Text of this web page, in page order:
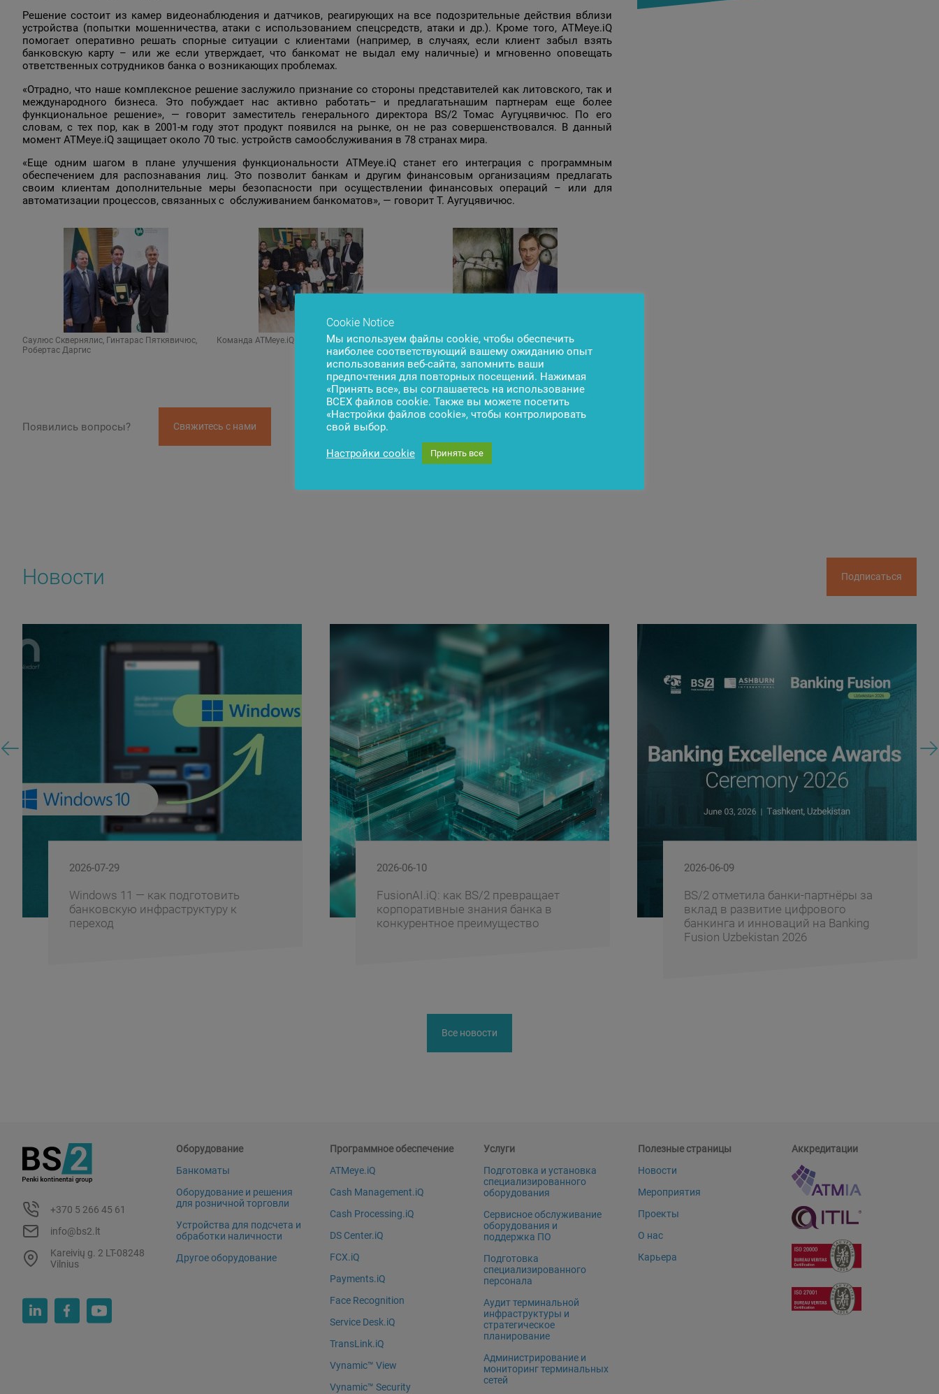
Решение состоит из камер видеонаблюдения и датчиков, реагирующих на все подозрительные действия вблизи
устройства (попытки мошенничества, атаки с использованием спецсредств, атаки и др.). Кроме того, АТМеуе.iQ
помогает оперативно решать спорные ситуации с клиентами (например, в случаях, если клиент забыл взять
банковскую карту – или же если утверждает, что банкомат не выдал ему наличные) и мгновенно оповещать
ответственных сотрудников банка о возникающих проблемах.
«Отрадно, что наше комплексное решение заслужило признание со стороны представителей как литовского, так и
международного бизнеса. Это побуждает нас активно работать– и предлагатьнашим партнерам еще более
функциональное решение», — говорит заместитель генерального директора BS/2 Томас Аугуцявичюс. По его
словам, с тех пор, как в 2001-м году этот продукт появился на рынке, он не раз совершенствовался. В данный
момент ATMeye.iQ защищает около 70 тыс. устройств самообслуживания в 78 странах мира.
«Еще одним шагом в плане улучшения функциональности ATMeye.iQ станет его интеграция с
программным
обеспечением для распознавания лиц. Это позволит банкам и другим финансовым организациям предлагать
своим клиентам дополнительные меры безопасности при осуществлении финансовых операций – или для
автоматизации процессов, связанных с обслуживанием банкоматов», — говорит Т. Аугуцявичюс.
Саулюс Сквернялис, Гинтарас Пяткявичюс,
Робертас Даргис
Команда ATMeye.iQ
Заместитель генерального директора BS/2
Томас Аугуцявичюс
Появились вопросы? Свяжитесь с нами
Новости Подписаться
2026-07-29
Windows 11 — как подготовить
банковскую инфраструктуру к
переход
2026-06-10
FusionAI.iQ: как BS/2 превращает
корпоративные знания банка в
конкурентное преимущество
2026-06-09
BS/2 отметила банки-партнёры за
вклад в развитие цифрового
банкинга и инноваций на Banking
Fusion Uzbekistan 2026
Все новости
+370 5 266 45 61
info@bs2.lt
Kareivių g. 2 LT-08248
Vilnius
Оборудование
Банкоматы
Оборудование и решения
для розничной торговли
Устройства для подсчета и
обработки наличности
Другое оборудование
Программное обеспечение
ATMeye.iQ
Cash Management.iQ
Cash Processing.iQ
DS Center.iQ
FCX.iQ
Payments.iQ
Face Recognition
Service Desk.iQ
TransLink.iQ
Vynamic™ View
Vynamic™ Security
Услуги
Подготовка и установка
специализированного
оборудования
Сервисное обслуживание
оборудования и
поддержка ПО
Подготовка
специализированного
персонала
Аудит терминальной
инфраструктуры и
стратегическое
планирование
Администрирование и
мониторинг терминальных
сетей
Полезные страницы
Новости
Мероприятия
Проекты
О нас
Карьера
Аккредитации
Cookie Notice
Мы используем файлы cookie, чтобы обеспечить
наиболее соответствующий вашему ожиданию опыт
использования веб-сайта, запомнить ваши
предпочтения для повторных посещений. Нажимая
«Принять все», вы соглашаетесь на использование
ВСЕХ файлов cookie. Также вы можете посетить
«Настройки файлов cookie», чтобы контролировать
свой выбор.
Настройки cookie Принять все